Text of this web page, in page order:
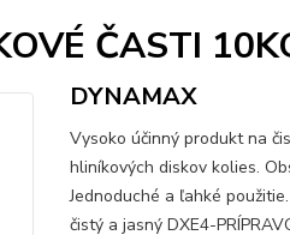
ČASTI
DYNAMAX
Vysoko účinný produkt na
hliníkových diskov kolies.
Jednoduché a ľahké
čistý a jasný DXE4-